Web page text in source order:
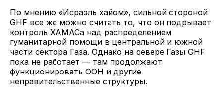
По мнению «Исраэль хайом», сильной стороной
GHF все же можно считать то, что он подрывает
контроль ХАМАСа над распределением
гуманитарной помощи в центральной и южной
части сектора Газа. Однако на севере Газы GHF
пока не работает — там продолжают
функционировать ООН и другие
неправительственные структуры.